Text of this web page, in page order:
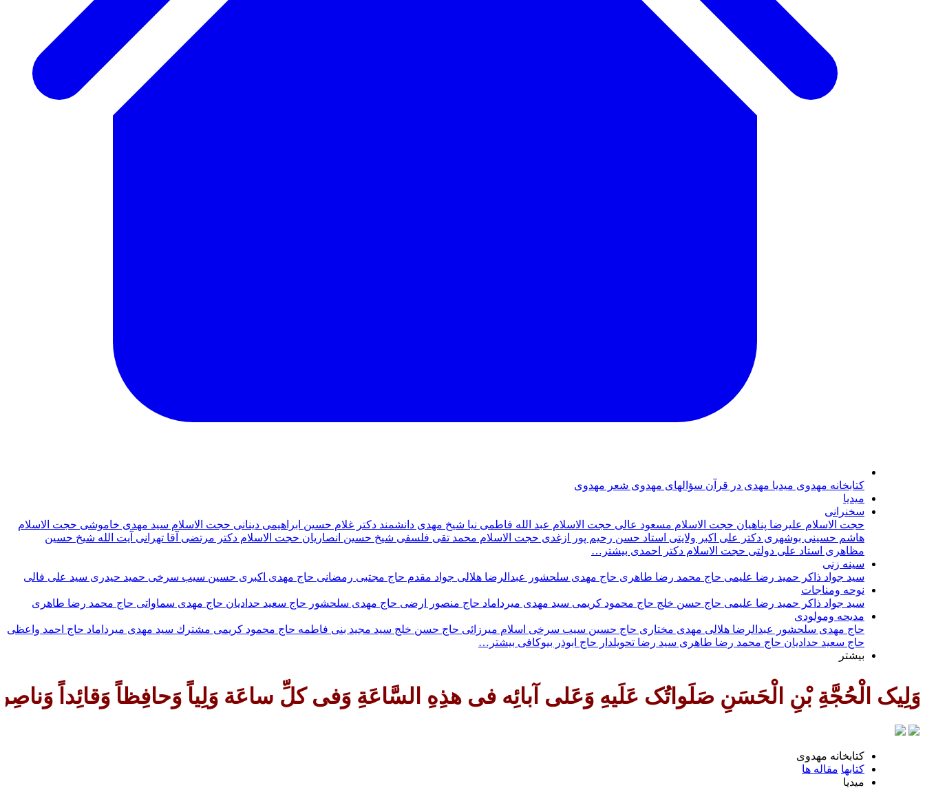
كتابخانه مهدوى ميديا مهدی در قرآن سؤالهای مهدوی شعر مهدوى
ميديا
سخنرانى
حجت الاسلام عليرضا پناهيان حجت الاسلام مسعود عالی حجت الاسلام عبد الله فاطمى نيا شيخ مهدى دانشمند دکتر غلام حسين ابراهيمی دينانی حجت الاسلام سيد مهدى خاموشى حجت الاسلام
هاشم حسينى بوشهرى دكتر على اكبر ولايتى استاد حسن رحيم پور‌ ازغدی‌ حجت‌ الاسلام محمد تقی فلسفی شيخ حسين انصاريان حجت‌ الاسلام دکتر مرتضی آقا تهرانی آيت الله شيخ حسين
مظاهری استاد علی دولتی حجت الاسلام دکتر احمدی بیشتر…
سينه زنى
سيد جواد ذاكر حميد رضا عليمى حاج محمد رضا طاهری حاج مهدی سلحشور عبدالرضا هلالی جواد مقدم حاج مجتبی رمضانی حاج مهدی اکبری حسین سیب سرخی حمید حیدری سید علی فالی
نوحه ومناجات
سيد جواد ذاكر حميد رضا عليمى حاج حسن خلج حاج محمود كريمى سيد مهدى ميرداماد حاج منصور ارضی حاج مهدی سلحشور حاج سعيد حداديان حاج مهدى سماواتى حاج محمد رضا طاهرى
مديحه ومولودى
حاج مهدى سلحشور
عبدالرضا هلالى مهدى مختارى حاج حسین سیب سرخی اسلام ميرزائى حاج حسن خلج سيد مجيد بنى فاطمه حاج محمود كريمى مشترك سيد مهدى ميرداماد حاج احمد واعظى
حاج سعيد حداديان حاج محمد رضا طاهری سيد رضا تحويلدار حاج ابوذر بیوکافی بیشتر…
بیشتر
بْنِ الْحَسَنِ صَلَواتُک عَلَیهِ وَعَلی آبائِه فی هذِهِ السَّاعَةِ وَفی کلِّ ساعَة وَلِیاً وَحافِظاً وَقائِداً وَناصِراً
كتابخانه مهدوى
كتابها مقاله ها
ميديا